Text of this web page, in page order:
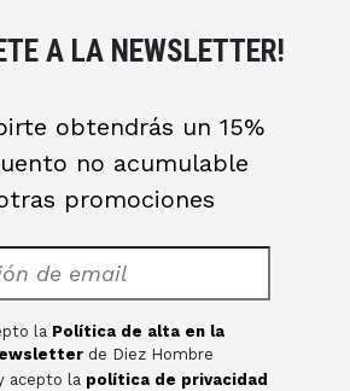
A LA NEWSLETTER!
obtendrás un 15%
no acumulable
promociones
la Política de alta en la
de Diez Hombre
acepto la política de privacidad